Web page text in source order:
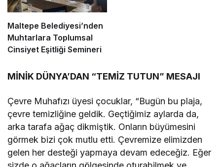
Maltepe Belediyesi’nden
Muhtarlara Toplumsal
Cinsiyet Eşitliği Semineri
MİNİK DÜNYA’DAN “TEMİZ TUTUN” MESAJI
Çevre Muhafızı üyesi çocuklar, “Bugün bu plaja,
çevre temizliğine geldik. Geçtiğimiz aylarda da,
arka tarafa ağaç dikmiştik. Onların büyümesini
görmek bizi çok mutlu etti. Çevremize elimizden
gelen her desteği yapmaya devam edeceğiz. Eğer